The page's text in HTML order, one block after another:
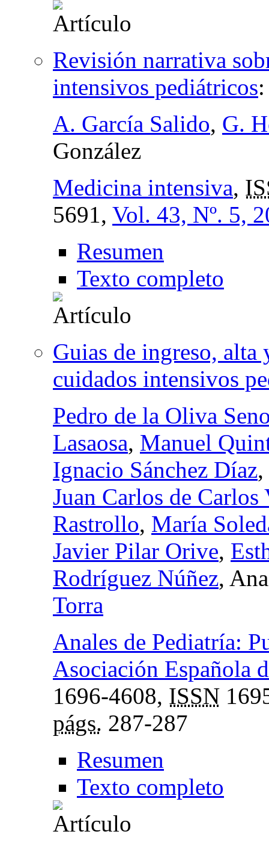
Revisión narrativa
intensivos pediátricos
A. García Salido, G.
González
Medicina intensiva,
5691, Vol. 43, Nº. 5,
Resumen
Texto completo
Guias de ingreso, alta
cuidados intensivos
Pedro de la Oliva
Lasaosa, Manuel
Ignacio Sánchez Díaz,
Juan Carlos de Carlos
Rastrollo, María
Javier Pilar Orive,
Rodríguez Núñez,
Torra
Anales de Pediatría:
Asociación Española
1696-4608, ISSN
págs. 287-287
Resumen
Texto completo